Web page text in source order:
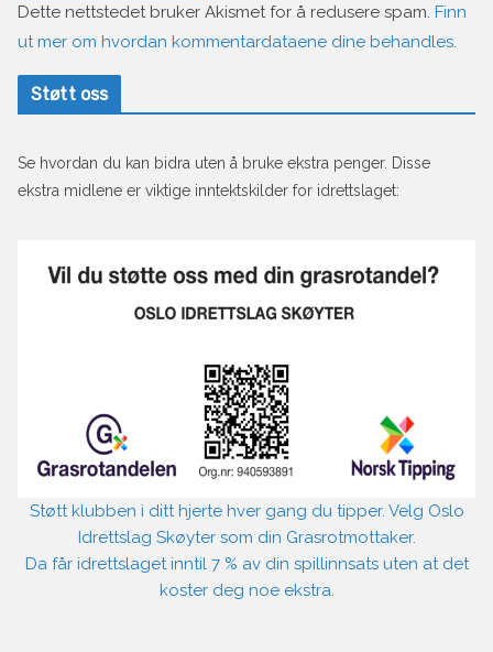
Dette nettstedet bruker Akismet for å redusere spam. Finn
ut mer om hvordan kommentardataene dine behandles.
Støtt oss
Se hvordan du kan bidra uten å bruke ekstra penger. Disse
ekstra midlene er viktige inntektskilder for idrettslaget:
Støtt klubben i ditt hjerte hver gang du tipper. Velg Oslo
Idrettslag Skøyter som din Grasrotmottaker.
Da får idrettslaget inntil 7 % av din spillinnsats uten at det
koster deg noe ekstra.